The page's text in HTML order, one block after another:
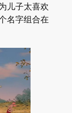
儿子太喜欢
名字组合在